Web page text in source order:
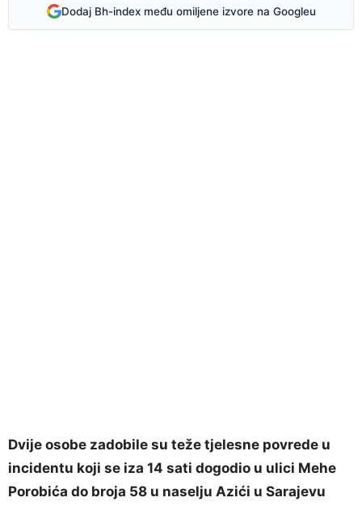
Dodaj Bh-index među omiljene izvore na Googleu
Dvije osobe zadobile su teže tjelesne povrede u
incidentu koji se iza 14 sati dogodio u ulici Mehe
Porobića do broja 58 u naselju Azići u Sarajevu